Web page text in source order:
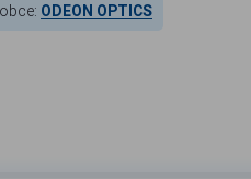
ODEON OPTICS